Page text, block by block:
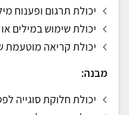
יכולת תרגום ופענוח
יכולת שימוש במילים
יכולת קריאה מוטעמת
מבנה:
יכולת חלוקת סוגייה